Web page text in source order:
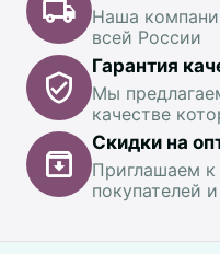
Наша
всей России
Гарантия
Мы
качестве
Скидки на
Приглашаем к
покупателей